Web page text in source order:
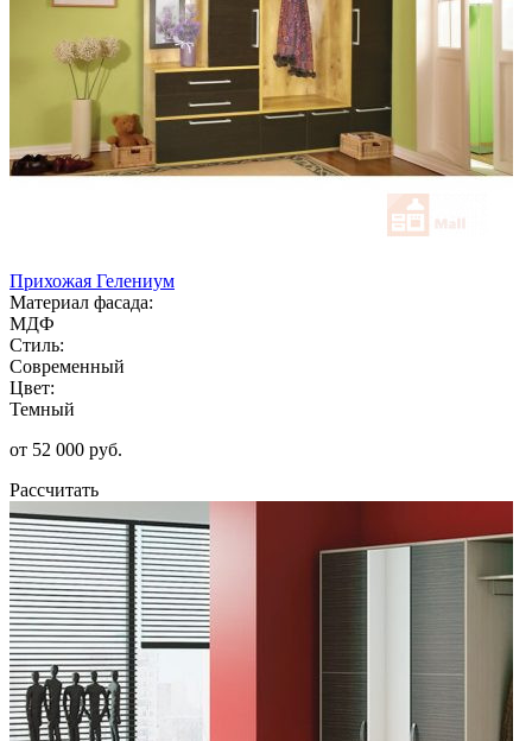
Прихожая Гелениум
Материал фасада:
МДФ
Стиль:
Современный
Цвет:
Темный
от 52 000 руб.
Рассчитать